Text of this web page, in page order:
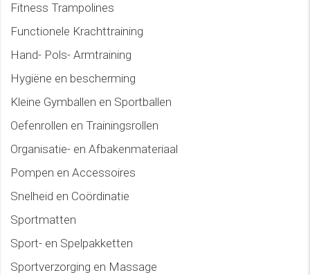
Fitness Trampolines
Functionele Krachttraining
Hand- Pols- Armtraining
Hygiëne en bescherming
Kleine Gymballen en Sportballen
Oefenrollen en Trainingsrollen
Organisatie- en Afbakenmateriaal
Pompen en Accessoires
Snelheid en Coördinatie
Sportmatten
Sport- en Spelpakketten
Sportverzorging en Massage